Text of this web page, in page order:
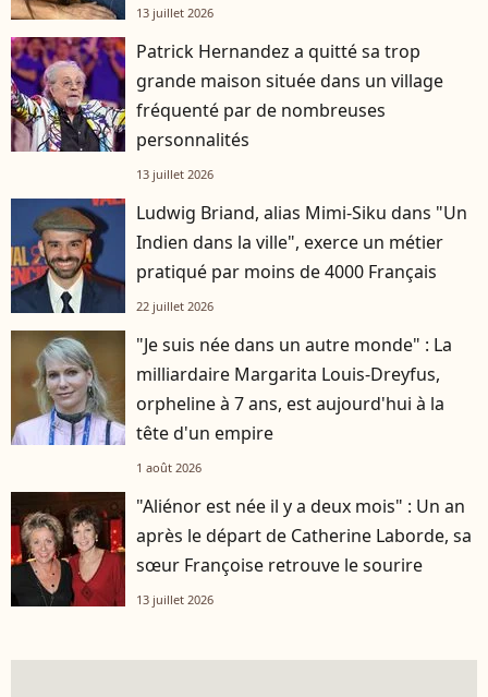
13 juillet 2026
Patrick Hernandez a quitté sa trop
grande maison située dans un village
fréquenté par de nombreuses
personnalités
13 juillet 2026
Ludwig Briand, alias Mimi-Siku dans "Un
Indien dans la ville", exerce un métier
pratiqué par moins de 4000 Français
22 juillet 2026
"Je suis née dans un autre monde" : La
milliardaire Margarita Louis-Dreyfus,
orpheline à 7 ans, est aujourd'hui à la
tête d'un empire
1 août 2026
"Aliénor est née il y a deux mois" : Un an
après le départ de Catherine Laborde, sa
sœur Françoise retrouve le sourire
13 juillet 2026